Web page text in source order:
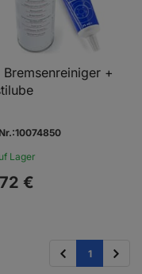
Bremsenreiniger +
Lager
72 €
1